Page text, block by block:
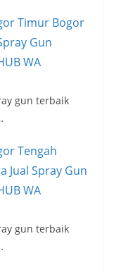
Timur Bogor
Gun
WA
gun terbaik
Tengah
Jual Spray Gun
WA
gun terbaik